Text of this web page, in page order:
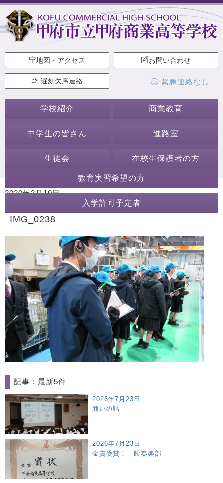
地図・アクセス お問い合わせ
遅刻欠席連絡 緊急連絡なし
学校紹介 商業教育
中学生の皆さん 進路室
生徒会 在校生保護者の方
教育実習希望の方
入学許可予定者
2020年2月10日
IMG_0238
記事：最新5件
2026年7月23日
商いの話
2026年7月23日
金賞受賞！ 吹奏楽部